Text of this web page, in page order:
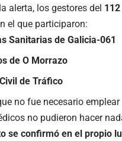
alerta, los gestores del
el que participaron:
Sanitarias de Galicia-061
de O Morrazo
de Tráfico
no fue necesario
no pudieron hacer
se confirmó en el propio